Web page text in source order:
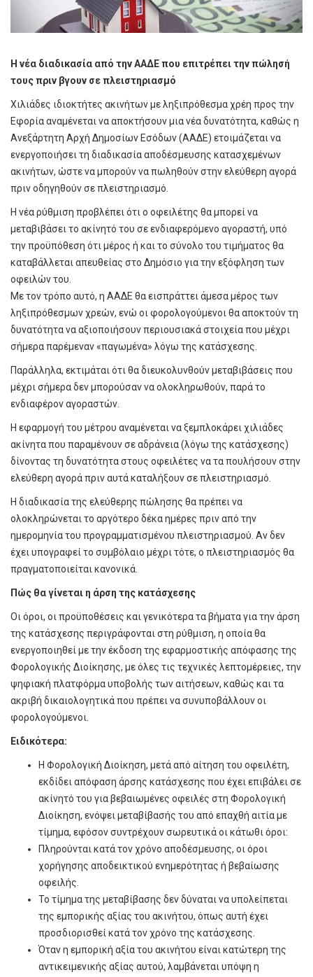
Η νέα διαδικασία από την ΑΑΔΕ που επιτρέπει την πώλησή
τους πριν βγουν σε πλειστηριασμό
Χιλιάδες ιδιοκτήτες ακινήτων με ληξιπρόθεσμα χρέη προς την
Εφορία αναμένεται να αποκτήσουν μια νέα δυνατότητα, καθώς η
Ανεξάρτητη Αρχή Δημοσίων Εσόδων (ΑΑΔΕ) ετοιμάζεται να
ενεργοποιήσει τη διαδικασία αποδέσμευσης κατασχεμένων
ακινήτων, ώστε να μπορούν να πωληθούν στην ελεύθερη αγορά
πριν οδηγηθούν σε πλειστηριασμό.
Η νέα ρύθμιση προβλέπει ότι ο οφειλέτης θα μπορεί να
μεταβιβάσει το ακίνητό του σε ενδιαφερόμενο αγοραστή, υπό
την προϋπόθεση ότι μέρος ή και το σύνολο του τιμήματος θα
καταβάλλεται απευθείας στο Δημόσιο για την εξόφληση των
οφειλών του.
Με τον τρόπο αυτό, η ΑΑΔΕ θα εισπράττει άμεσα μέρος των
ληξιπρόθεσμων χρεών, ενώ οι φορολογούμενοι θα αποκτούν τη
δυνατότητα να αξιοποιήσουν περιουσιακά στοιχεία που μέχρι
σήμερα παρέμεναν «παγωμένα» λόγω της κατάσχεσης.
Παράλληλα, εκτιμάται ότι θα διευκολυνθούν μεταβιβάσεις που
μέχρι σήμερα δεν μπορούσαν να ολοκληρωθούν, παρά το
ενδιαφέρον αγοραστών.
Η εφαρμογή του μέτρου αναμένεται να ξεμπλοκάρει χιλιάδες
ακίνητα που παραμένουν σε αδράνεια (λόγω της κατάσχεσης)
δίνοντας τη δυνατότητα στους οφειλέτες να τα πουλήσουν στην
ελεύθερη αγορά πριν αυτά καταλήξουν σε πλειστηριασμό.
Η διαδικασία της ελεύθερης πώλησης θα πρέπει να
ολοκληρώνεται το αργότερο δέκα ημέρες πριν από την
ημερομηνία του προγραμματισμένου πλειστηριασμού. Αν δεν
έχει υπογραφεί το συμβόλαιο μέχρι τότε, ο πλειστηριασμός θα
πραγματοποιείται κανονικά.
Πώς θα γίνεται η άρση της κατάσχεσης
Οι όροι, οι προϋποθέσεις και γενικότερα τα βήματα για την άρση
της κατάσχεσης περιγράφονται στη ρύθμιση, η οποία θα
ενεργοποιηθεί με την έκδοση της εφαρμοστικής απόφασης της
Φορολογικής Διοίκησης, με όλες τις τεχνικές λεπτομέρειες, την
ψηφιακή πλατφόρμα υποβολής των αιτήσεων, καθώς και τα
ακριβή δικαιολογητικά που πρέπει να συνυποβάλλουν οι
φορολογούμενοι.
Ειδικότερα:
Η Φορολογική Διοίκηση, μετά από αίτηση του οφειλέτη,
εκδίδει απόφαση άρσης κατάσχεσης που έχει επιβάλει σε
ακίνητό του για βεβαιωμένες οφειλές στη Φορολογική
Διοίκηση, ενόψει μεταβίβασής του από επαχθή αιτία με
τίμημα, εφόσον συντρέχουν σωρευτικά οι κάτωθι όροι:
Πληρούνται κατά τον χρόνο αποδέσμευσης, οι όροι
χορήγησης αποδεικτικού ενημερότητας ή βεβαίωσης
οφειλής.
Το τίμημα της μεταβίβασης δεν δύναται να υπολείπεται
της εμπορικής αξίας του ακινήτου, όπως αυτή έχει
προσδιορισθεί κατά τον χρόνο της κατάσχεσης.
Όταν η εμπορική αξία του ακινήτου είναι κατώτερη της
αντικειμενικής αξίας αυτού, λαμβάνεται υπόψη η